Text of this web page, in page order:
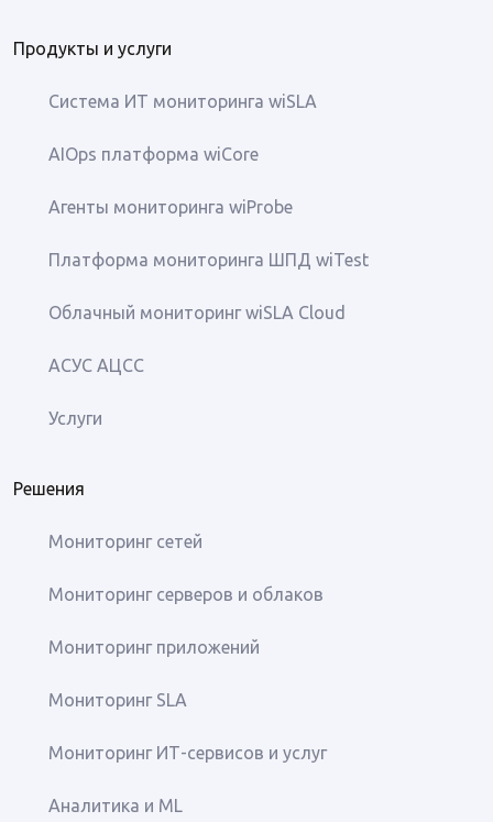
Продукты и услуги
Система ИТ мониторинга wiSLA
AIOps платформа wiCore
Агенты мониторинга wiProbe
Платформа мониторинга ШПД wiTest
Облачный мониторинг wiSLA Cloud
АСУС АЦСС
Услуги
Решения
Мониторинг сетей
Мониторинг серверов и облаков
Мониторинг приложений
Мониторинг SLA
Мониторинг ИТ-сервисов и услуг
Аналитика и ML